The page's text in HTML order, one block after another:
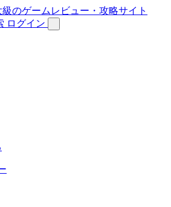
ログイン